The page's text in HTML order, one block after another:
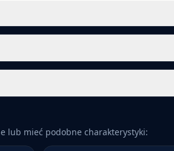
lub mieć podobne charakterystyki: